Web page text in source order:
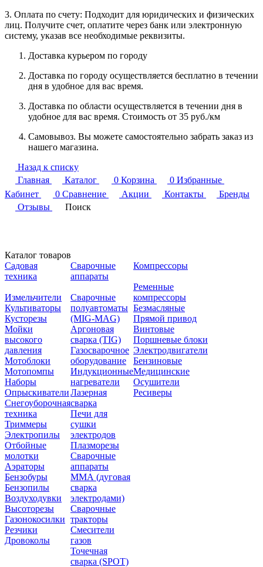
3. Оплата по счету: Подходит для юридических и физических
лиц. Получите счет, оплатите через банк или электронную
систему, указав все необходимые реквизиты.
Доставка курьером по городу
Доставка по городу осуществляется бесплатно в течении
дня в удобное для вас время.
Доставка по области осуществляется в течении дня в
удобное для вас время. Стоимость от 35 руб./км
Самовывоз. Вы можете самостоятельно забрать заказ из
нашего магазина.
Назад к списку
Главная
Каталог 0 Корзина 0 Избранные
Кабинет
0 Сравнение Акции Контакты
Бренды
Отзывы
Поиск
Каталог товаров
Садовая
техника
Измельчители
Культиваторы
Кусторезы
Мойки
высокого
давления
Мотоблоки
Мотопомпы
Наборы
Опрыскиватели
Снегоуборочная
техника
Триммеры
Электропилы
Отбойные
молотки
Аэраторы
Бензобуры
Бензопилы
Воздуходувки
Высоторезы
Газонокосилки
Резчики
Дровоколы
Сварочные
аппараты
Сварочные
полуавтоматы
(MIG-MAG)
Аргоновая
сварка (TIG)
Газосварочное
оборудование
Индукционные
нагреватели
Лазерная
сварка
Печи для
сушки
электродов
Плазморезы
Сварочные
аппараты
ММА (дуговая
сварка
электродами)
Сварочные
тракторы
Смесители
газов
Точечная
сварка (SPOT)
Компрессоры
Ременные
компрессоры
Безмасляные
Прямой привод
Винтовые
Поршневые блоки
Электродвигатели
Бензиновые
Медицинские
Осушители
Ресиверы